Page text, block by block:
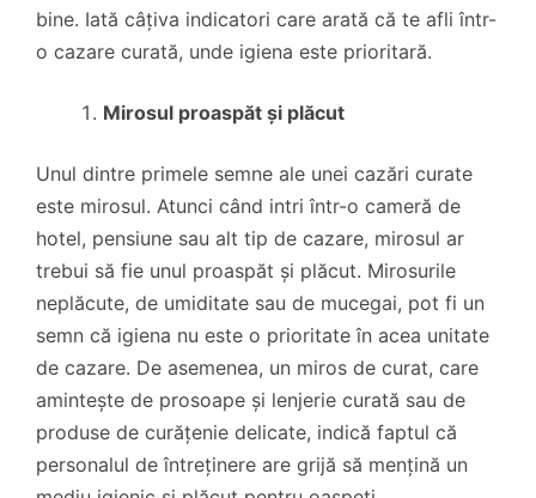
bine. Iată câțiva indicatori care arată că te afli într-
o cazare curată, unde igiena este prioritară.
Mirosul proaspăt și plăcut
Unul dintre primele semne ale unei cazări curate
este mirosul. Atunci când intri într-o cameră de
hotel, pensiune sau alt tip de cazare, mirosul ar
trebui să fie unul proaspăt și plăcut. Mirosurile
neplăcute, de umiditate sau de mucegai, pot fi un
semn că igiena nu este o prioritate în acea unitate
de cazare. De asemenea, un miros de curat, care
amintește de prosoape și lenjerie curată sau de
produse de curățenie delicate, indică faptul că
personalul de întreținere are grijă să mențină un